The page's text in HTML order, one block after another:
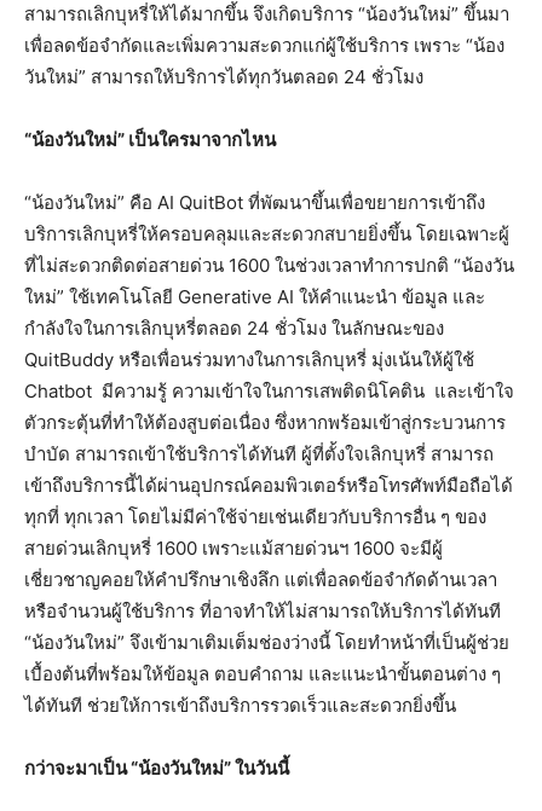
สามารถเลิกบุหรี่ให้ได้มากขึ้น จึงเกิดบริการ “น้องวันใหม่” ขึ้นมา
เพื่อลดข้อจำกัดและเพิ่มความสะดวกแก่ผู้ใช้บริการ เพราะ “น้อง
วันใหม่” สามารถให้บริการได้ทุกวันตลอด 24 ชั่วโมง
“น้องวันใหม่” เป็นใครมาจากไหน
“น้องวันใหม่” คือ AI QuitBot ที่พัฒนาขึ้นเพื่อขยายการเข้าถึง
บริการเลิกบุหรี่ให้ครอบคลุมและสะดวกสบายยิ่งขึ้น โดยเฉพาะผู้
ที่ไม่สะดวกติดต่อสายด่วน 1600 ในช่วงเวลาทำการปกติ “น้องวัน
ใหม่” ใช้เทคโนโลยี Generative AI ให้คำแนะนำ ข้อมูล และ
กำลังใจในการเลิกบุหรี่ตลอด 24 ชั่วโมง ในลักษณะของ
QuitBuddy หรือเพื่อนร่วมทางในการเลิกบุหรี่ มุ่งเน้นให้ผู้ใช้
Chatbot มีความรู้ ความเข้าใจในการเสพติดนิโคติน และเข้าใจ
ตัวกระตุ้นที่ทำให้ต้องสูบต่อเนื่อง ซึ่งหากพร้อมเข้าสู่กระบวนการ
บำบัด สามารถเข้าใช้บริการได้ทันที ผู้ที่ตั้งใจเลิกบุหรี่ สามารถ
เข้าถึงบริการนี้ได้ผ่านอุปกรณ์คอมพิวเตอร์หรือโทรศัพท์มือถือได้
ทุกที่ ทุกเวลา โดยไม่มีค่าใช้จ่ายเช่นเดียวกับบริการอื่น ๆ ของ
สายด่วนเลิกบุหรี่ 1600 เพราะแม้สายด่วนฯ 1600 จะมีผู้
เชี่ยวชาญคอยให้คำปรึกษาเชิงลึก แต่เพื่อลดข้อจำกัดด้านเวลา
หรือจำนวนผู้ใช้บริการ ที่อาจทำให้ไม่สามารถให้บริการได้ทันที
“น้องวันใหม่” จึงเข้ามาเติมเต็มช่องว่างนี้ โดยทำหน้าที่เป็นผู้ช่วย
เบื้องต้นที่พร้อมให้ข้อมูล ตอบคำถาม และแนะนำขั้นตอนต่าง ๆ
ได้ทันที ช่วยให้การเข้าถึงบริการรวดเร็วและสะดวกยิ่งขึ้น
กว่าจะมาเป็น “น้องวันใหม่” ในวันนี้